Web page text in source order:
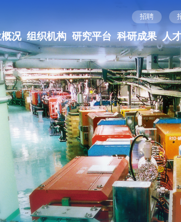
招聘
况 组织机构 研究平台 科研成果 人